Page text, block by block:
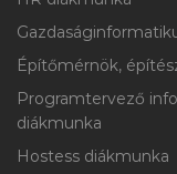
Építőmérnök,
Programtervező
diákmunka
Hostess diákmunka